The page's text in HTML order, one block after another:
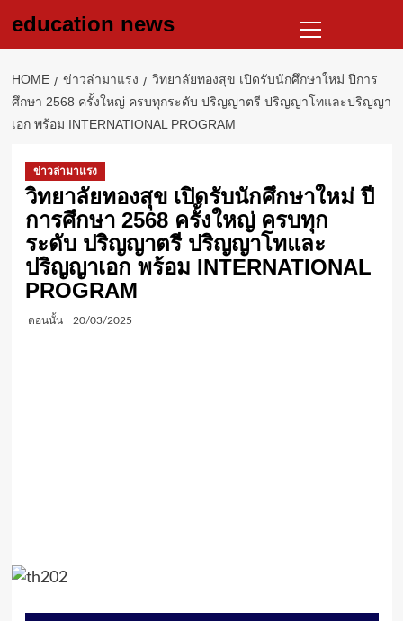
education news
Menu
HOME ข่าวล่ามาแรง
วิทยาลัยทองสุข เปิดรับนักศึกษาใหม่ ปีการ
ศึกษา 2568 ครั้งใหญ่ ครบทุกระดับ ปริญญาตรี ปริญญาโทและปริญญา
เอก พร้อม INTERNATIONAL PROGRAM
ข่าวล่ามาแรง
วิทยาลัยทองสุข เปิดรับนักศึกษาใหม่ ปี
การศึกษา 2568 ครั้งใหญ่ ครบทุก
ระดับ ปริญญาตรี ปริญญาโทและ
ปริญญาเอก พร้อม INTERNATIONAL
PROGRAM
ตอนนั้น 20/03/2025